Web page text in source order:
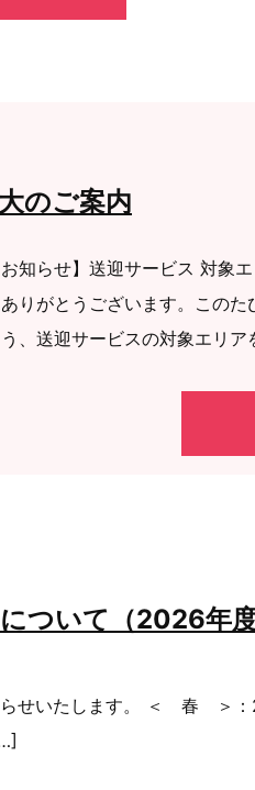
のご案内
お知らせ】送迎サービス 対象
りがとうございます。この
、送迎サービスの対象エリ
ついて（2026年度
らせいたします。 ＜ 春